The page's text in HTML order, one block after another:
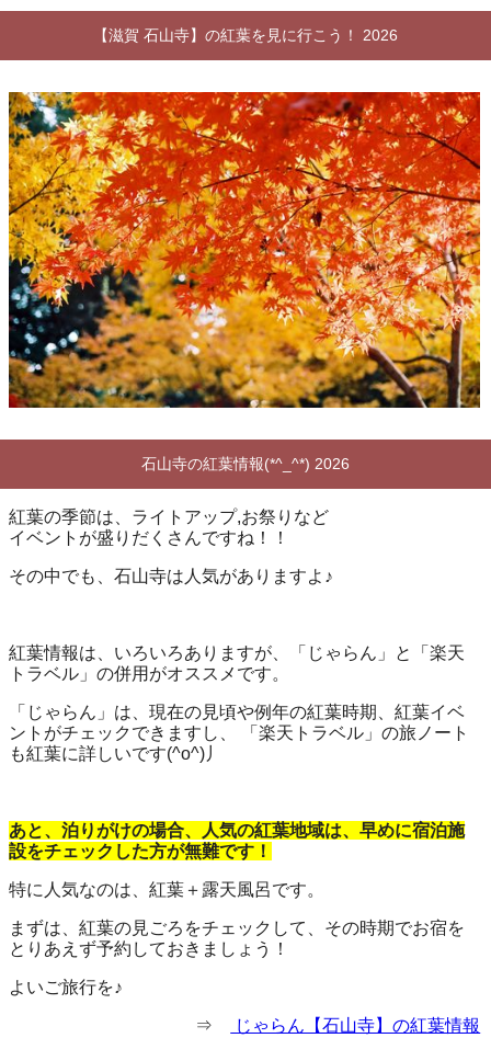
【滋賀 石山寺】の紅葉を見に行こう！ 2026
石山寺の紅葉情報(*^_^*) 2026
紅葉の季節は、ライトアップ,お祭りなど
イベントが盛りだくさんですね！！
その中でも、石山寺は人気がありますよ♪
紅葉情報は、いろいろありますが、「じゃらん」と「楽天
トラベル」の併用がオススメです。
「じゃらん」は、現在の見頃や例年の紅葉時期、紅葉イベ
ントがチェックできますし、 「楽天トラベル」の旅ノート
も紅葉に詳しいです(^o^)丿
あと、泊りがけの場合、人気の紅葉地域は、早めに宿泊施
設をチェックした方が無難です！
特に人気なのは、紅葉＋露天風呂です。
まずは、紅葉の見ごろをチェックして、その時期でお宿を
とりあえず予約しておきましょう！
よいご旅行を♪
⇒ じゃらん【石山寺】の紅葉情報